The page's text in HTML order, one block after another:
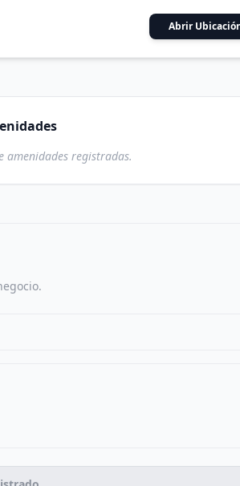
Abrir
amenidades registradas.